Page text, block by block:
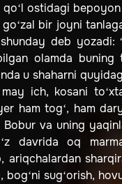
ostidagi
bir joyni
deb yozadi:
olamda buning
u shaharni
ich, kosani
ham tog‘, ham
Bobur va uning
davrida oq
ariqchalardan
bog‘ni sug‘orish,